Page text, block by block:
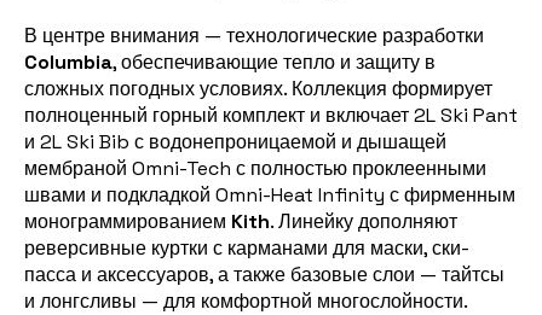
В центре внимания — технологические разработки
Columbia, обеспечивающие тепло и защиту в
сложных погодных условиях. Коллекция формирует
полноценный горный комплект и включает 2L Ski Pant
и 2L Ski Bib с водонепроницаемой и дышащей
мембраной Omni-Tech с полностью проклеенными
швами и подкладкой Omni-Heat Infinity с фирменным
монограммированием Kith. Линейку дополняют
реверсивные куртки с карманами для маски, ски-
пасса и аксессуаров, а также базовые слои — тайтсы
и лонгсливы — для комфортной многослойности.